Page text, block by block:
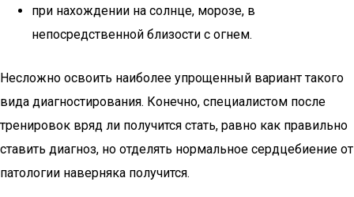
при нахождении на солнце, морозе, в
непосредственной близости с огнем.
Несложно освоить наиболее упрощенный вариант такого
вида диагностирования. Конечно, специалистом после
тренировок вряд ли получится стать, равно как правильно
ставить диагноз, но отделять нормальное сердцебиение от
патологии наверняка получится.